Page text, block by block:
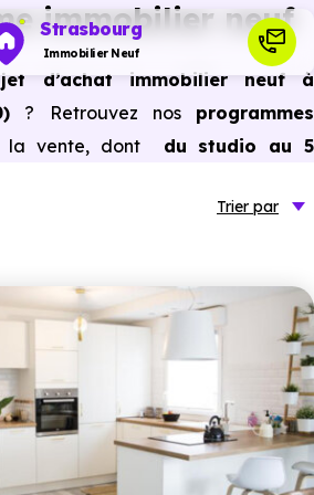
Strasbourg
Immobilier Neuf
immobilier neuf
d’achat immobilier neuf à
? Retrouvez nos programmes
vente, dont
du studio au 5
, vous pouvez aussi bénéficier des
PTZ, TVA réduite
dans certains cas,
bonnes performances
constructeur, etc.
Trier par